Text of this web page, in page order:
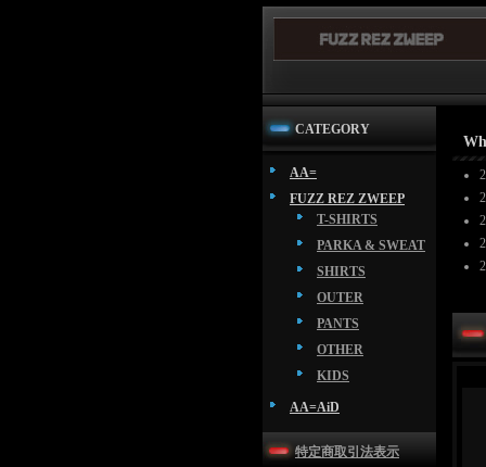
CATEGORY
AA=
FUZZ REZ ZWEEP
T-SHIRTS
PARKA & SWEAT
SHIRTS
OUTER
PANTS
OTHER
KIDS
AA=AiD
特定商取引法表示